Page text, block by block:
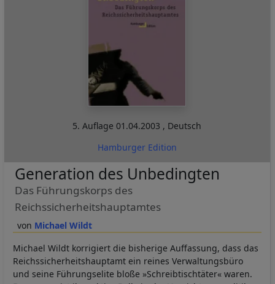
5. Auflage01.04.2003 , Deutsch
Hamburger Edition
Michael Wildt
Generation des Unbedingten
Das Führungskorps des
Reichssicherheitshauptamtes
Michael Wildt korrigiert die bisherige Auffassung, dass das
Reichssicherheitshauptamt ein reines Verwaltungsbüro
und seine Führungselite bloße »Schreibtischtäter« waren.